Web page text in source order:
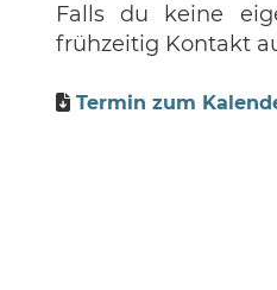
Falls du keine
frühzeitig Kontakt
Termin zum